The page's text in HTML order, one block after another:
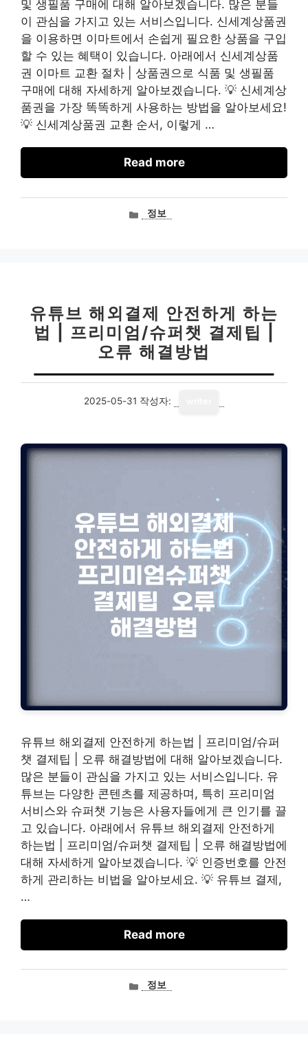
및 생필품 구매에 대해 알아보겠습니다. 많은 분들
이 관심을 가지고 있는 서비스입니다. 신세계상품권
을 이용하면 이마트에서 손쉽게 필요한 상품을 구입
할 수 있는 혜택이 있습니다. 아래에서 신세계상품
권 이마트 교환 절차 | 상품권으로 식품 및 생필품
구매에 대해 자세하게 알아보겠습니다. 💡 신세계상
품권을 가장 똑똑하게 사용하는 방법을 알아보세요!
💡 신세계상품권 교환 순서, 이렇게 …
Read more
카정보
유튜브 해외결제 안전하게 하는
법 | 프리미엄/슈퍼챗 결제팁 |
오류 해결방법
2025-05-31 작성자:
유튜브 해외결제 안전하게 하는법 | 프리미엄/슈퍼
챗 결제팁 | 오류 해결방법에 대해 알아보겠습니다.
많은 분들이 관심을 가지고 있는 서비스입니다. 유
튜브는 다양한 콘텐츠를 제공하며, 특히 프리미엄
서비스와 슈퍼챗 기능은 사용자들에게 큰 인기를 끌
고 있습니다. 아래에서 유튜브 해외결제 안전하게
하는법 | 프리미엄/슈퍼챗 결제팁 | 오류 해결방법에
대해 자세하게 알아보겠습니다. 💡 인증번호를 안전
하게 관리하는 비법을 알아보세요. 💡 유튜브 결제,
…
Read more
카정보